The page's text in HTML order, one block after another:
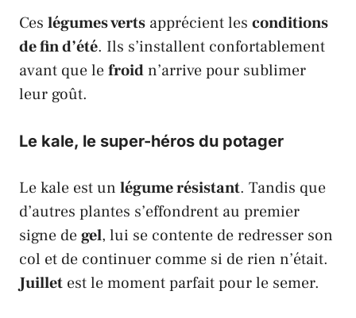
Ces légumes verts apprécient les conditions
de fin d’été. Ils s’installent confortablement
avant que lefroidn’arrive pour sublimer
leur goût.
Le kale, le super-héros du potager
Lekale est un légume résistant. Tandis que
d’autres plantes s’effondrent au premier
signe degel, lui se contente de redresser son
col et de continuer comme si de rien n’était.
Juillet est le moment parfait pour le semer.